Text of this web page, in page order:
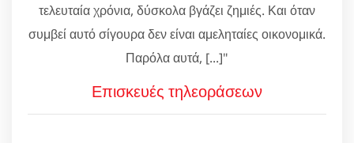
τελευταία χρόνια, δύσκολα βγάζει ζημιές. Και όταν
συμβεί αυτό σίγουρα δεν είναι αμεληταίες οικονομικά.
Παρόλα αυτά, [...]"
Επισκευές τηλεοράσεων